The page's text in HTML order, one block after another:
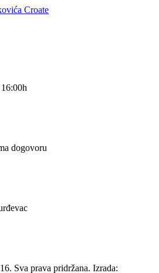
Croate
dogovoru
Sva prava pridržana. Izrada: